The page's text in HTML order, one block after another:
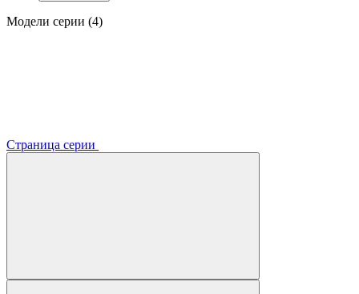
Модели серии (4)
Страница серии